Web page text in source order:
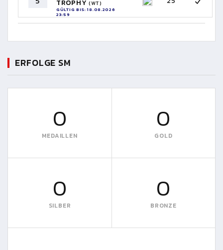
TROPHY (WT)
GÜLTIG BIS: 18.08.2026
23:59
ERFOLGE SM
0
MEDAILLEN
0
GOLD
0
SILBER
0
BRONZE